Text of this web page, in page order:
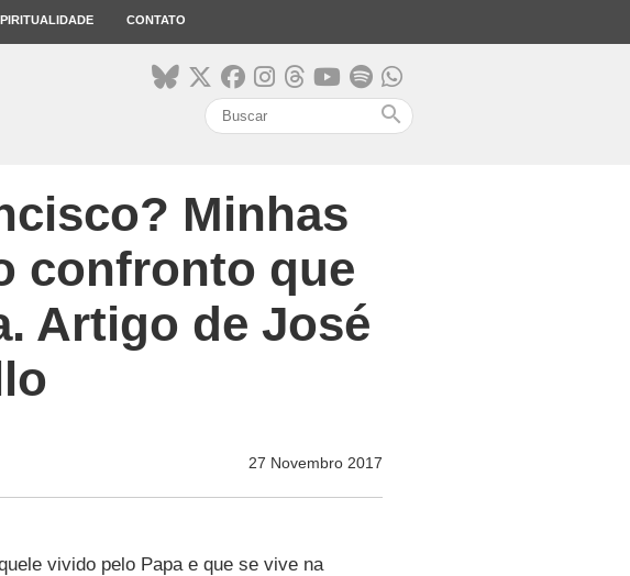
CONTATO
search
Minhas
confronto que
Artigo de José
27 Novembro 2017
vivido pelo Papa e que se vive na